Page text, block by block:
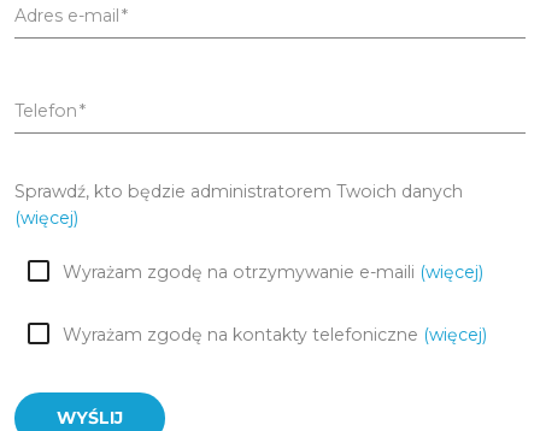
Adres e-mail
Telefon
Sprawdź, kto będzie administratorem Twoich danych
(więcej)
Wyrażam zgodę na otrzymywanie e-maili (więcej)
Wyrażam zgodę na kontakty telefoniczne (więcej)
WYŚLIJ